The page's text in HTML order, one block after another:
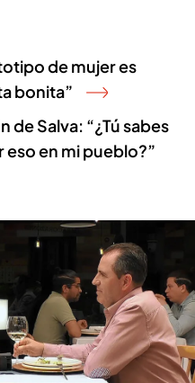
de mujer es
bonita”
de Salva: “¿Tú sabes
eso en mi pueblo?”